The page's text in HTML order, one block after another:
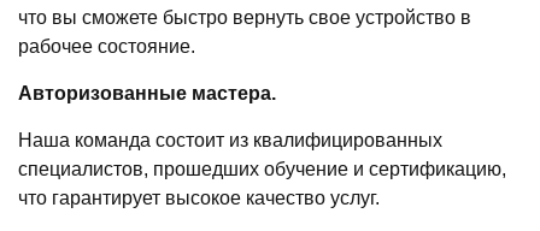
что вы сможете быстро вернуть свое устройство в
рабочее состояние.
Авторизованные мастера.
Наша команда состоит из квалифицированных
специалистов, прошедших обучение и сертификацию,
что гарантирует высокое качество услуг.